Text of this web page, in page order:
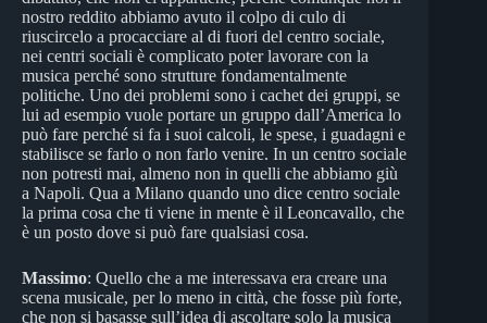
nostro reddito abbiamo avuto il colpo di culo di
riuscircelo a procacciare al di fuori del centro sociale,
nei centri sociali è complicato poter lavorare con la
musica perché sono strutture fondamentalmente
politiche. Uno dei problemi sono i cachet dei gruppi, se
lui ad esempio vuole portare un gruppo dall’America lo
può fare perché si fa i suoi calcoli, le spese, i guadagni e
stabilisce se farlo o non farlo venire. In un centro sociale
non potresti mai, almeno non in quelli che abbiamo giù
a Napoli. Qua a Milano quando uno dice centro sociale
la prima cosa che ti viene in mente è il Leoncavallo, che
è un posto dove si può fare qualsiasi cosa.
Massimo: Quello che a me interessava era creare una
scena musicale, per lo meno in città, che fosse più forte,
che non si basasse sull’idea di ascoltare solo la musica